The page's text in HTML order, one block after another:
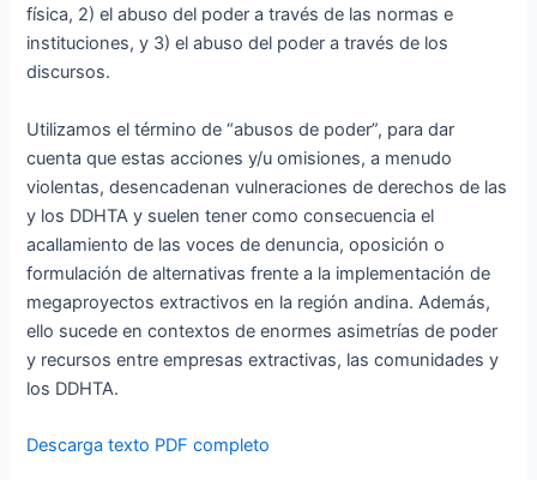
física, 2) el abuso del poder a través de las normas e
instituciones, y 3) el abuso del poder a través de los
discursos.
Utilizamos el término de “abusos de poder”, para dar
cuenta que estas acciones y/u omisiones, a menudo
violentas, desencadenan vulneraciones de derechos de las
y los DDHTA y suelen tener como consecuencia el
acallamiento de las voces de denuncia, oposición o
formulación de alternativas frente a la implementación de
megaproyectos extractivos en la región andina. Además,
ello sucede en contextos de enormes asimetrías de poder
y recursos entre empresas extractivas, las comunidades y
los DDHTA.
Descarga texto PDF completo